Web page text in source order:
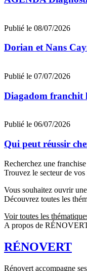
Publié le 08/07/2026
Dorian et Nans
Publié le 07/07/2026
Diagadom franchit
Publié le 06/07/2026
Qui peut réussir
Recherchez une
Trouvez le secteur de vos
Vous souhaitez ouvrir
Découvrez toutes les
Voir toutes les
A propos de
RÉNOVERT
Rénovert accompagne